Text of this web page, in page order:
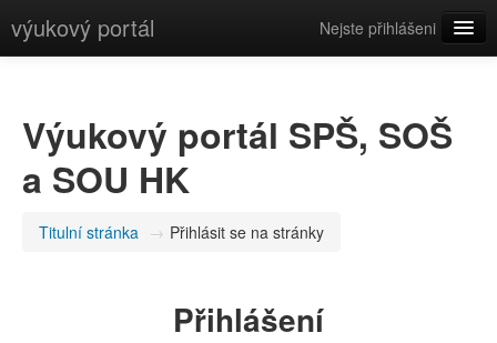
výukový portál
Nejste přihlášeni
Výukový portál SPŠ, SOŠ
a SOU HK
Titulní stránka → Přihlásit se na stránky
Přihlášení